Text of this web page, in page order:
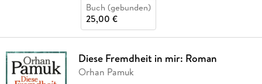
Buch (gebunden)
25,00 €
Diese Fremdheit in mir: Roman
Orhan Pamuk